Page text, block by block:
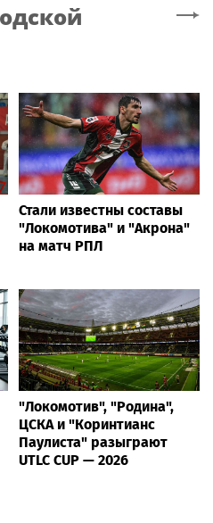
Стали известны составы
"Локомотива" и "Акрона"
на матч РПЛ
"Локомотив", "Родина",
ЦСКА и "Коринтианс
Паулиста" разыграют
UTLC CUP — 2026